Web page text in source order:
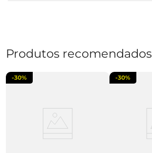
Produtos recomendados
-30% -30%